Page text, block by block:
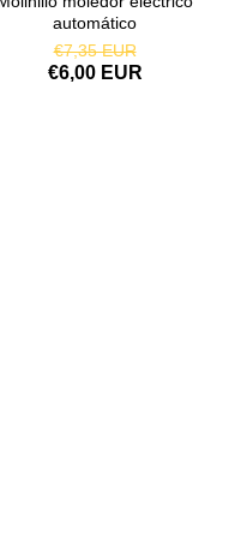
automático
€7,35 EUR
€6,00 EUR